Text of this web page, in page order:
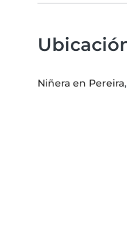
Niñera en Pereira